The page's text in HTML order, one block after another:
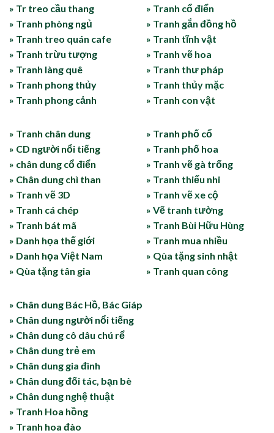
» Tr treo cầu thang
» Tranh phòng ngủ
» Tranh treo quán cafe
» Tranh trừu tượng
» Tranh làng quê
» Tranh phong thủy
» Tranh phong cảnh
» Tranh cổ điển
» Tranh gắn đồng hồ
» Tranh tĩnh vật
» Tranh vẽ hoa
» Tranh thư pháp
» Tranh thủy mặc
» Tranh con vật
» Tranh chân dung
» CD người nổi tiếng
» chân dung cổ điển
» Chân dung chì than
» Tranh vẽ 3D
» Tranh cá chép
» Tranh bát mã
» Danh họa thế giới
» Danh họa Việt Nam
» Qùa tặng tân gia
» Tranh phố cổ
» Tranh phố hoa
» Tranh vẽ gà trống
» Tranh thiếu nhi
» Tranh vẽ xe cộ
» Vẽ tranh tường
» Tranh Bùi Hữu Hùng
» Tranh mua nhiều
» Qùa tặng sinh nhật
» Tranh quan công
» Chân dung Bác Hồ, Bác Giáp
» Chân dung người nổi tiếng
» Chân dung cô dâu chú rể
» Chân dung trẻ em
» Chân dung gia đình
» Chân dung đối tác, bạn bè
» Chân dung nghệ thuật
» Tranh Hoa hồng
» Tranh hoa đào